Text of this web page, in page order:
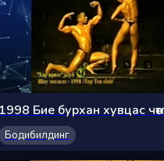
Бодибилдинг